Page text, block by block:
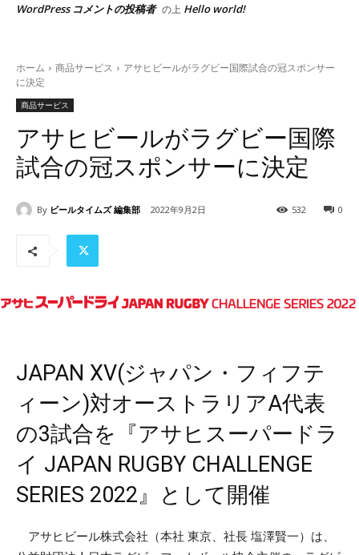
WordPress コメントの投稿者 の上 Hello world!